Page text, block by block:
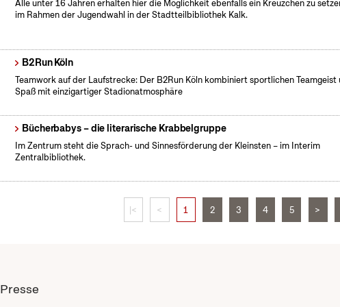
Alle unter 16 Jahren erhalten hier die Möglichkeit ebenfalls ein Kreuzchen zu
im Rahmen der Jugendwahl in der Stadtteilbibliothek Kalk.
B2Run Köln
Teamwork auf der Laufstrecke: Der B2Run Köln kombiniert sportlichen Teamgeist
Spaß mit einzigartiger Stadionatmosphäre
Bücherbabys – die literarische Krabbelgruppe
Im Zentrum steht die Sprach- und Sinnesförderung der Kleinsten – im Interim
Zentralbibliothek.
|< < 1 2 3 4 5 >
Presse